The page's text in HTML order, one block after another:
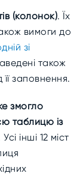
(колонок). Їх
вимоги до
зі
також
заповнення.
змогло
таблицю із
Усі інші 12 міст